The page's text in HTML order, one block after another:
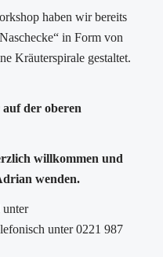
haben wir bereits
in Form von
Kräuterspirale gestaltet.
der oberen
willkommen und
wenden.
unter
unter 0221 987